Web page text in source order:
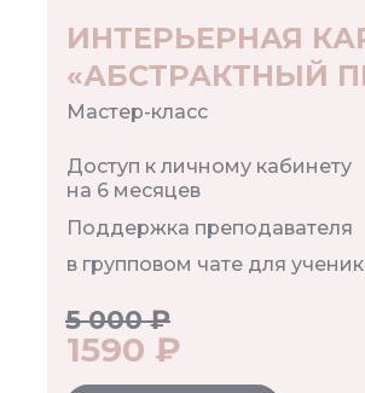
ИНТЕРЬЕРНАЯ
«АБСТРАКТНЫЙ
Мастер-класс
Доступ к личному кабинету
на 6 месяцев
Поддержка преподавателя
в групповом чате для
1590 ₽
5 000 ₽